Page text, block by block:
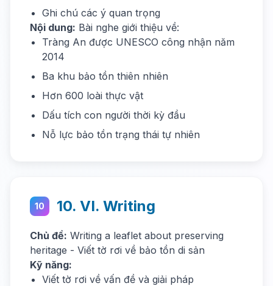
Ghi chú các ý quan trọng
Nội dung: Bài nghe giới thiệu về:
Tràng An được UNESCO công nhận năm
2014
Ba khu bảo tồn thiên nhiên
Hơn 600 loài thực vật
Dấu tích con người thời kỳ đầu
Nỗ lực bảo tồn trạng thái tự nhiên
10 10. VI. Writing
Chủ đề: Writing a leaflet about preserving
heritage - Viết tờ rơi về bảo tồn di sản
Kỹ năng:
Viết tờ rơi về vấn đề và giải pháp